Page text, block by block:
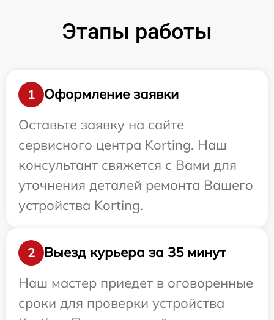
Этапы работы
1
Оформление заявки
Оставьте заявку на сайте
сервисного центра Korting. Наш
консультант свяжется с Вами для
уточнения деталей ремонта Вашего
устройства Korting.
2
Выезд курьера за 35 минут
Наш мастер приедет в оговоренные
сроки для проверки устройства